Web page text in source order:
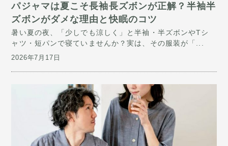
パジャマは夏こそ長袖長ズボンが正解？半袖半
ズボンがダメな理由と快眠のコツ
暑い夏の夜、「少しでも涼しく」と半袖・半ズボンやTシ
ャツ・短パンで寝ていませんか？実は、その服装が「...
2026年7月17日